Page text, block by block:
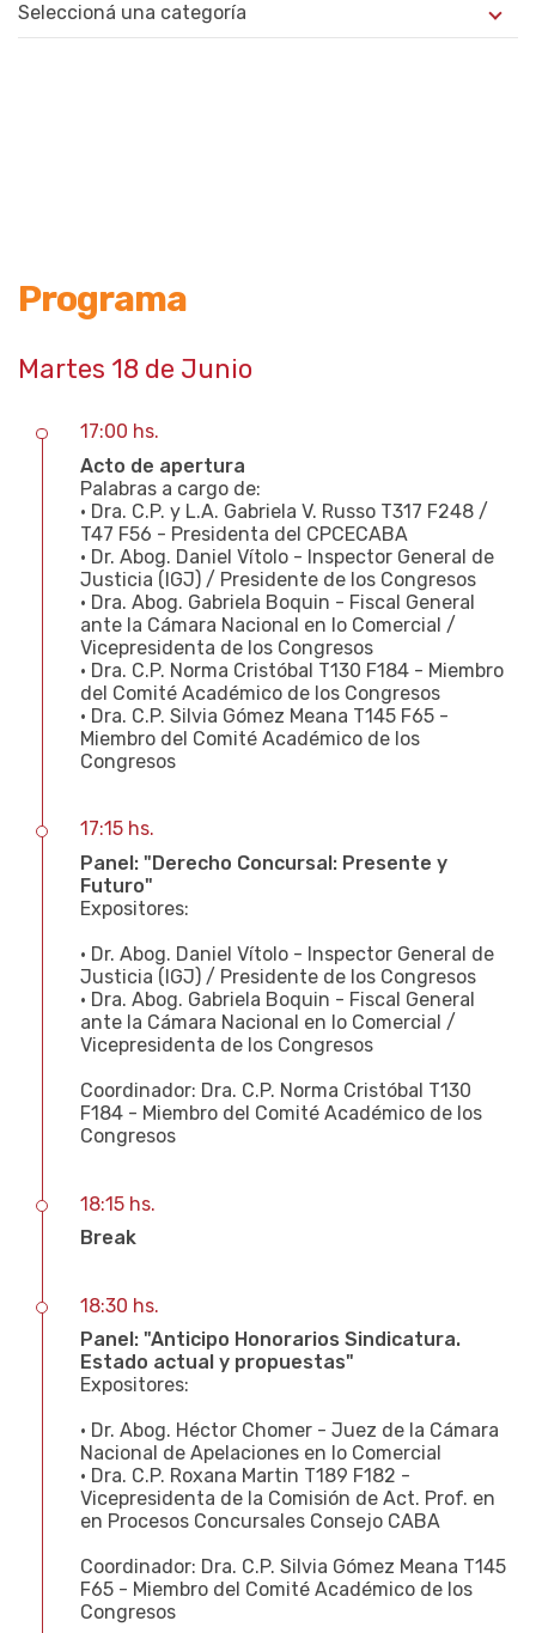
Seleccioná una categoría
Programa
Martes 18 de Junio
17:00 hs.
Acto de apertura
Palabras a cargo de:
• Dra. C.P. y L.A. Gabriela V. Russo T317 F248 /
T47 F56 - Presidenta del CPCECABA
• Dr. Abog. Daniel Vítolo - Inspector General de
Justicia (IGJ) / Presidente de los Congresos
• Dra. Abog. Gabriela Boquin - Fiscal General
ante la Cámara Nacional en lo Comercial /
Vicepresidenta de los Congresos
• Dra. C.P. Norma Cristóbal T130 F184 - Miembro
del Comité Académico de los Congresos
• Dra. C.P. Silvia Gómez Meana T145 F65 -
Miembro del Comité Académico de los
Congresos
17:15 hs.
Panel: "Derecho Concursal: Presente y
Futuro"
Expositores:
• Dr. Abog. Daniel Vítolo - Inspector General de
Justicia (IGJ) / Presidente de los Congresos
• Dra. Abog. Gabriela Boquin - Fiscal General
ante la Cámara Nacional en lo Comercial /
Vicepresidenta de los Congresos
Coordinador: Dra. C.P. Norma Cristóbal T130
F184 - Miembro del Comité Académico de los
Congresos
18:15 hs.
Break
18:30 hs.
Panel: "Anticipo Honorarios Sindicatura.
Estado actual y propuestas"
Expositores:
• Dr. Abog. Héctor Chomer - Juez de la Cámara
Nacional de Apelaciones en lo Comercial
• Dra. C.P. Roxana Martin T189 F182 -
Vicepresidenta de la Comisión de Act. Prof. en
en Procesos Concursales Consejo CABA
Coordinador: Dra. C.P. Silvia Gómez Meana T145
F65 - Miembro del Comité Académico de los
Congresos